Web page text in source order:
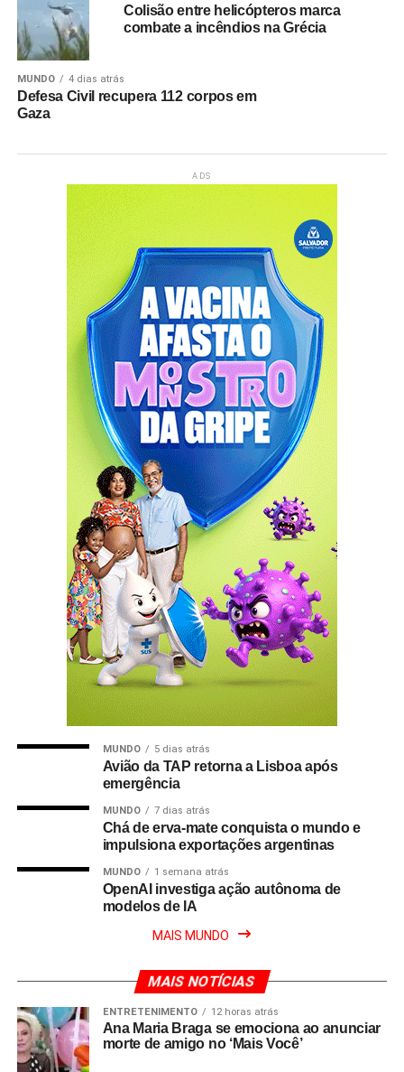
Colisão entre helicópteros marca
combate a incêndios na Grécia
MUNDO 4 dias atrás
Defesa Civil recupera 112 corpos em
Gaza
ADS
MUNDO 5 dias atrás
Avião da TAP retorna a Lisboa após
emergência
MUNDO 7 dias atrás
Chá de erva-mate conquista o mundo e
impulsiona exportações argentinas
MUNDO 1 semana atrás
OpenAI investiga ação autônoma de
modelos de IA
MAIS MUNDO
MAIS NOTÍCIAS
ENTRETENIMENTO 12 horas atrás
Ana Maria Braga se emociona ao anunciar
morte de amigo no ‘Mais Você’